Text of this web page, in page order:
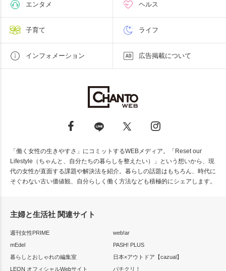
エンタメ ヘルス
子育て ライフ
インフォメーション 広告掲載について
「働く女性の生きやすさ」にコミットするWEBメディア。「Reset our
Lifestyle（ちゃんと、自分たちの暮らしを整えたい）」という想いから、現
代の女性が直面する課題や解決法を紹介。暮らしの話題はもちろん、時代に
そぐわない古い価値観、自分らしく働く方法なども積極的にシェアします。
主婦と生活社 関連サイト
週刊女性PRIME
web!ar
mEdel
PASH! PLUS
暮らしとおしゃれの編集室
日本×アウトドア【cazual】
LEON オフィシャルWebサイト
パチクリ！